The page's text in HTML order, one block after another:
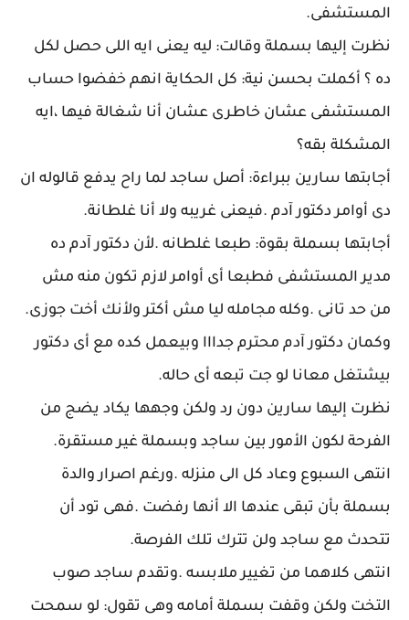
المستشفى.
نظرت إليها بسملة وقالت: ليه يعنى ايه اللى حصل لكل
ده ؟ أكملت بحسن نية: كل الحكاية انهم خفضوا حساب
المستشفى عشان خاطرى عشان أنا شغالة فيها ،ايه
المشكلة بقه؟
أجابتها سارين ببراءة: أصل ساجد لما راح يدفع قالوله ان
دى أوامر دكتور آدم .فيعنى غريبه ولا أنا غلطانة.
أجابتها بسملة بقوة: طبعا غلطانه .لأن دكتور آدم ده
مدير المستشفى فطبعا أى أوامر لازم تكون منه مش
من حد تانى .وكله مجامله ليا مش أكتر ولأنك أخت جوزى.
وكمان دكتور آدم محترم جدااا وبيعمل كده مع أى دكتور
بيشتغل معانا لو جت تبعه أى حاله.
نظرت إليها سارين دون رد ولكن وجهها يكاد يضج من
الفرحة لكون الأمور بين ساجد وبسملة غير مستقرة.
انتهى السبوع وعاد كل الى منزله .ورغم اصرار والدة
بسملة بأن تبقى عندها الا أنها رفضت .فهى تود أن
تتحدث مع ساجد ولن تترك تلك الفرصة.
انتهى كلاهما من تغيير ملابسه .وتقدم ساجد صوب
التخت ولكن وقفت بسملة أمامه وهى تقول: لو سمحت